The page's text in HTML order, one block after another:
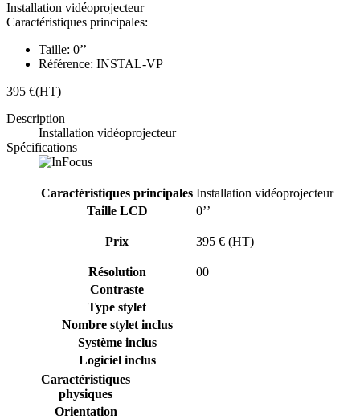
Installation vidéoprojecteur
Caractéristiques principales:
Taille: 0’’
Référence: INSTAL-VP
395 €(HT)
Description
Installation vidéoprojecteur
Spécifications
Caractéristiques principales Installation vidéoprojecteur
Taille LCD
0’’
Prix 395 € (HT)
Résolution
00
Contraste
Type stylet
Nombre stylet inclus
Système inclus
Logiciel inclus
Caractéristiques
physiques
Orientation